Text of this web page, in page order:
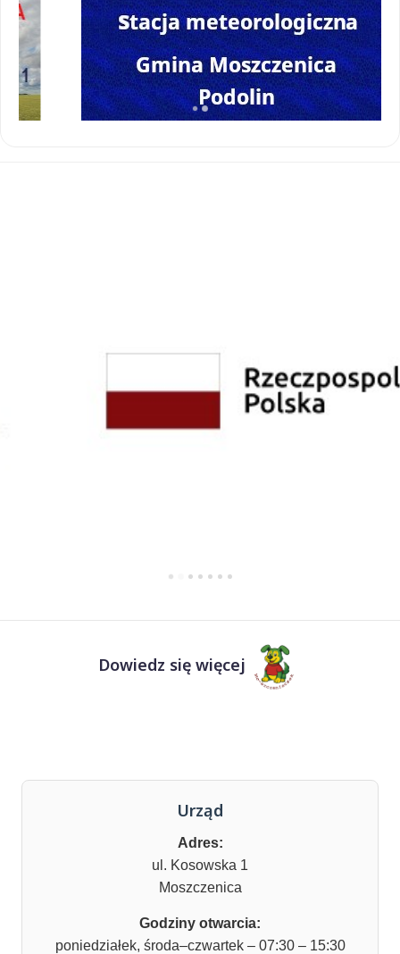
Dowiedz się więcej
Urząd
Adres:
ul. Kosowska 1
Moszczenica
Godziny otwarcia:
poniedziałek, środa–czwartek – 07:30 – 15:30